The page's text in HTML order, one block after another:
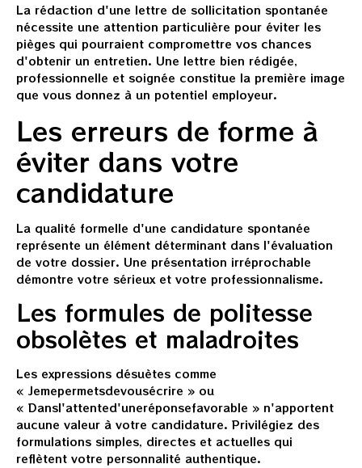
La rédaction d'une lettre de sollicitation spontanée
nécessite une attention particulière pour éviter les
pièges qui pourraient compromettre vos chances
d'obtenir un entretien. Une lettre bien rédigée,
professionnelle et soignée constitue la première image
que vous donnez à un potentiel employeur.
Les erreurs de forme à
éviter dans votre
candidature
La qualité formelle d'une candidature spontanée
représente un élément déterminant dans l'évaluation
de votre dossier. Une présentation irréprochable
démontre votre sérieux et votre professionnalisme.
Les formules de politesse
obsolètes et maladroites
Les expressions désuètes comme
« Jemepermetsdevousécrire » ou
« Dansl'attented'uneréponsefavorable » n'apportent
aucune valeur à votre candidature. Privilégiez des
formulations simples, directes et actuelles qui
reflètent votre personnalité authentique.